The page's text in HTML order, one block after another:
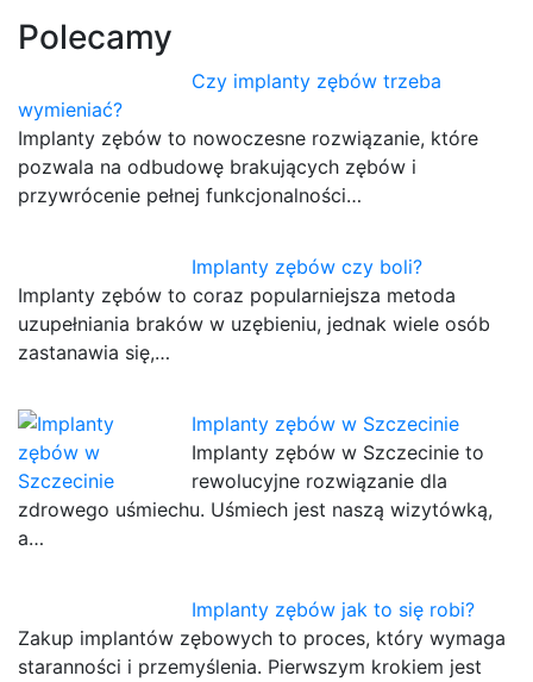
Polecamy
Czy implanty zębów trzeba
wymieniać?
Implanty zębów to nowoczesne rozwiązanie, które
pozwala na odbudowę brakujących zębów i
przywrócenie pełnej funkcjonalności…
Implanty zębów czy boli?
Implanty zębów to coraz popularniejsza metoda
uzupełniania braków w uzębieniu, jednak wiele osób
zastanawia się,…
Implanty zębów w Szczecinie
Implanty zębów w Szczecinie to
rewolucyjne rozwiązanie dla
zdrowego uśmiechu. Uśmiech jest naszą wizytówką,
a…
Implanty zębów jak to się robi?
Zakup implantów zębowych to proces, który wymaga
staranności i przemyślenia. Pierwszym krokiem jest